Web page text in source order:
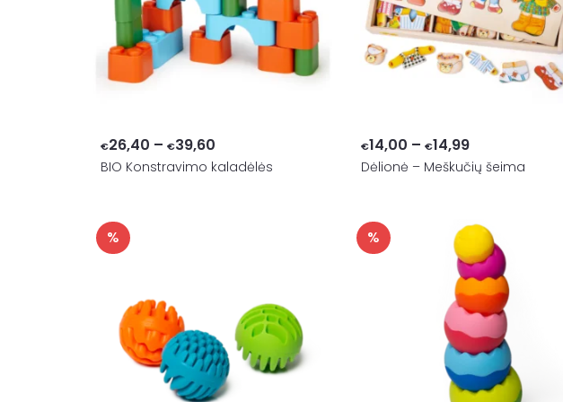
€26,40 – €39,60
range:
BIO Konstravimo kaladėlės
€14,00 – €14,99Price
range:
€14,99
Dėlionė – Meškučių šeima
% %